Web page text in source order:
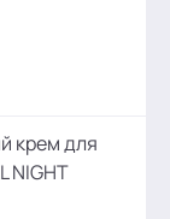
крем для
NIGHT